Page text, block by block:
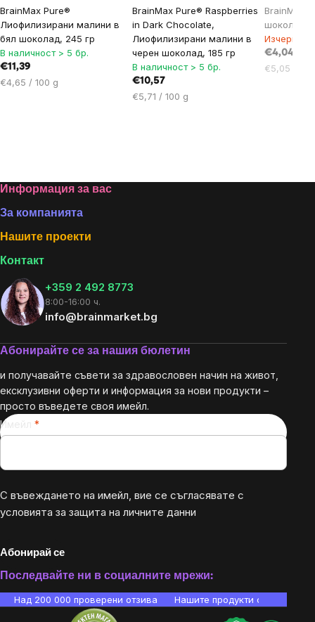
BrainMax Pure®
Лиофилизирани малини в
бял шоколад, 245 гр
В наличност > 5 бр.
€11,39
Цена
€4,65 / 100 g
BrainMax Pure® Raspberries
in Dark Chocolate,
Лиофилизирани малини в
черен шоколад, 185 гр
В наличност > 5 бр.
€10,57
Цена
€5,71 / 100 g
BrainMax
шоколад,
Изчерпан
€4,04
Цена
€5,05 /
Footer
Информация за вас
За компанията
Нашите проекти
Контакт
+359 2 492 8773
8:00-16:00 ч.
info@brainmarket.bg
Абонирайте се за нашия бюлетин
и получавайте съвети за здравословен начин на живот,
ексклузивни оферти и информация за нови продукти –
просто въведете своя имейл.
Имейл
С въвеждането на имейл, вие се съгласявате с
условията за защита на личните данни
Абонирай се
Последвайте ни в социалните мрежи:
Над 200 000 проверени отзива Нашите продукти са